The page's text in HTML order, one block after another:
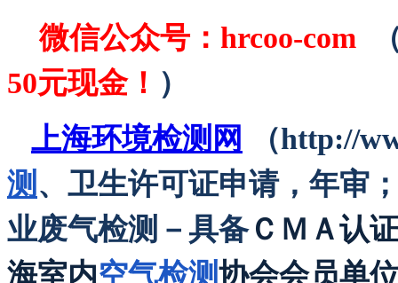
微信公众号： hrcoo-com
50元现金！ ）
上海环境检测网
（http://
测 、卫生许可证申请，年审
业废气检测－具备ＣＭＡ认
海室内空气检测协会会员单